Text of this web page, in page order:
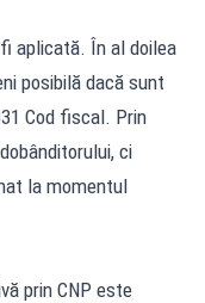
aplicată. În al doilea
posibilă dacă sunt
Cod fiscal. Prin
ci
la momentul
prin CNP este